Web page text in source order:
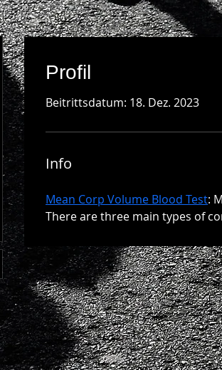
Profil
Beitrittsdatum: 18. Dez. 2023
Info
Mean Corp Volume Blood Test:
There are three main types of